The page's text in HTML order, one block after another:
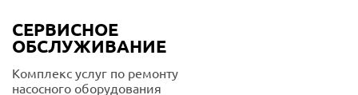
СЕРВИСНОЕ
ОБСЛУЖИВАНИЕ
Комплекс услуг по ремонту
насосного оборудования